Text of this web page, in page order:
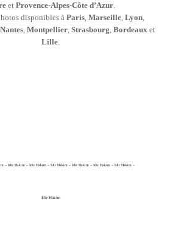
et Provence-Alpes-Côte d’Azur.
disponibles àParis, Marseille, Lyon,
Nantes, Montpellier, Strasbourg, Bordeauxet
Lille.
– Idir Hakim – Idir Hakim – Idir Hakim – Idir Hakim – Idir Hakim – Idir Hakim –
Idir Hakim